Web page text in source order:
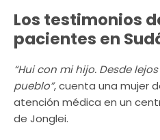
Los testimonios
pacientes en
“Hui con mi hijo. Desde
pueblo”, cuenta una mujer
atención médica en un
de Jonglei.